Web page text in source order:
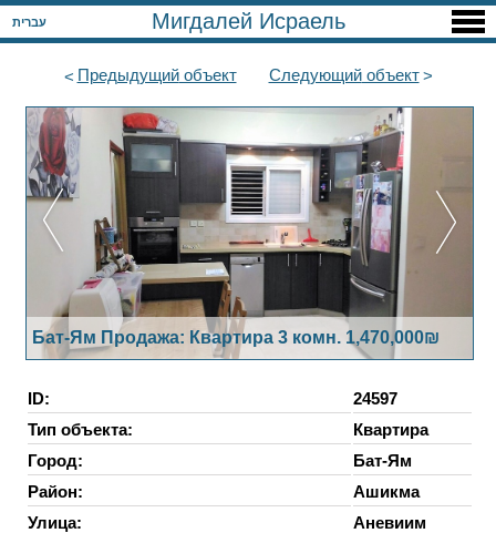
עברית Мигдалей Исраель
Предыдущийобъект Следующийобъект
Бат-Ям Продажа: Квартира 3 комн. 1,470,000₪
ID:
24597
Тип объекта:
Квартира
Город:
Бат-Ям
Район:
Ашикма
Улица:
Аневиим